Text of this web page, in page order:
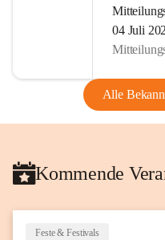
04 Juli
Alle
Kommende
Feste & Festivals